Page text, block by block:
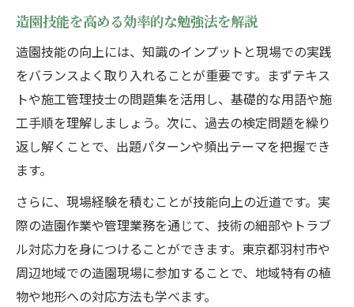
造園技能を高める効率的な勉強法を解説
造園技能の向上には、知識のインプットと現場での実践
をバランスよく取り入れることが重要です。まずテキス
トや施工管理技士の問題集を活用し、基礎的な用語や施
工手順を理解しましょう。次に、過去の検定問題を繰り
返し解くことで、出題パターンや頻出テーマを把握でき
ます。
さらに、現場経験を積むことが技能向上の近道です。実
際の造園作業や管理業務を通じて、技術の細部やトラブ
ル対応力を身につけることができます。東京都羽村市や
周辺地域での造園現場に参加することで、地域特有の植
物や地形への対応方法も学べます。